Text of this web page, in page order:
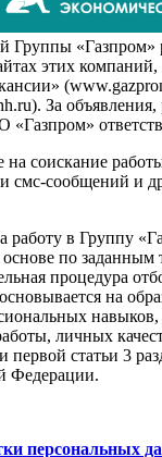
Группы «Газпром»
этих
За
«Газпром»
на соискание
смс-сообщений и
работу в Группу
основе по заданным
процедура
на
личных
первой статьи 3
Федерации.
персональных